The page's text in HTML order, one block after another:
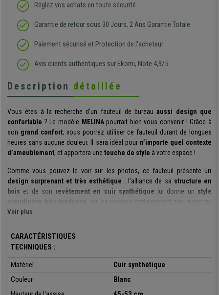
Réglez vos achats en toute sécurité
Garantie de retour sous 30 Jours, 2 Ans Garantie Totale
Paiement sécurisé et Protection de l'acheteur
Avis clients authentiques sur Ekomi, Note 4,9/5
Description détaillée
Vous êtes à la recherche d’un fauteuil de bureauaussi design que
confortable ? Le modèle MELINApourrait bien vous convenir ! Grâce à
son grand confort, vous pourrez utiliser ce fauteuil durant de longues
heures sans aucune douleur. Il sera idéal pourn’importe quel contexte
d’ameublement, et apportera une touche de style à votre espace !
Comme vous pouvez le voir sur les photos, ce fauteuil présente un
design surprenant et très esthétique : l’alliance de sa structure en
bois et de son revêtement en cuir synthétique lui donne un style
scandinave
très tendance
, qui ne passera certainement pas inaperçu,
aussi bien dans votre bureau qu’à la maison.
très confortable. Son dossier, son assise et ses accoudoirs sont
rembourrés, afin de vous garantir une
après plusieurs heures d’utilisation.De plus, ce fauteuil présente des
, qui accueilleront votre dos de façon optimale,
pourun meilleur soutien
Voir plus
CARACTÉRISTIQUES
TECHNIQUES :
Matériel
Cuir synthétique
Couleur
Blanc